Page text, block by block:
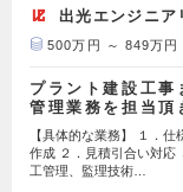
出光エンジニア
500万円 ～ 849万円
プラント建設工事
管理業務を担当頂
【具体的な業務】 １．
作成 ２．見積引合い対応
工管理、監理技術…